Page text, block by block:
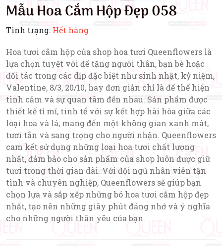
Mẫu Hoa Cắm Hộp Đẹp 058
Tình trạng: Hết hàng
Hoa tươi cắm hộp của shop hoa tươi Queenflowers là
lựa chọn tuyệt vời để tặng người thân, bạn bè hoặc
đối tác trong các dịp đặc biệt như sinh nhật, kỷ niệm,
Valentine, 8/3, 20/10, hay đơn giản chỉ là để thể hiện
tình cảm và sự quan tâm đến nhau. Sản phẩm được
thiết kế tỉ mỉ, tinh tế với sự kết hợp hài hòa giữa các
loại hoa và lá, mang đến một không gian xanh mát,
tươi tắn và sang trọng cho người nhận. Queenflowers
cam kết sử dụng những loại hoa tươi chất lượng
nhất, đảm bảo cho sản phẩm của shop luôn được giữ
tươi trong thời gian dài. Với đội ngũ nhân viên tận
tình và chuyên nghiệp, Queenflowers sẽ giúp bạn
chọn lựa và sắp xếp những bó hoa tươi cắm hộp đẹp
nhất, tạo nên những giây phút đáng nhớ và ý nghĩa
cho những người thân yêu của bạn.